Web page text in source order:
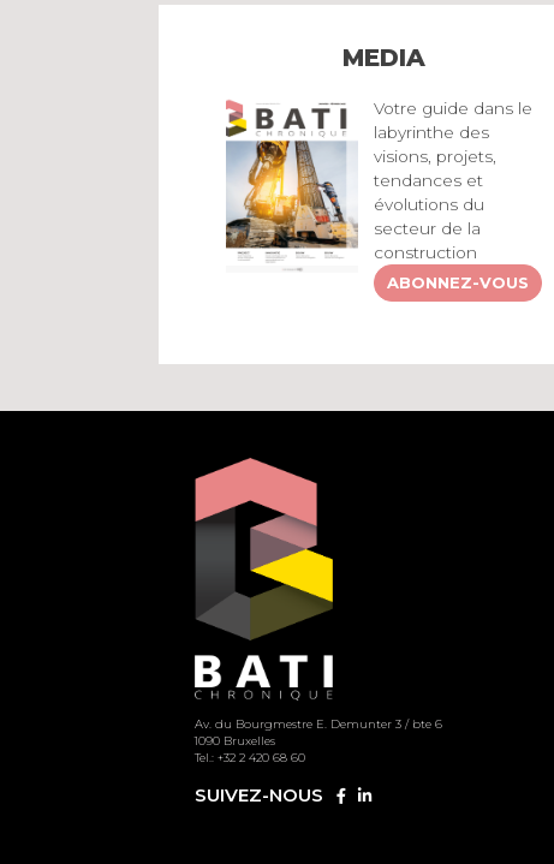
MEDIA
Votre guide dans le
labyrinthe des
visions, projets,
tendances et
évolutions du
secteur de la
construction
ABONNEZ-VOUS
Av. du Bourgmestre E. Demunter 3 / bte 6
1090 Bruxelles
Tel.: +32 2 420 68 60
SUIVEZ-NOUS